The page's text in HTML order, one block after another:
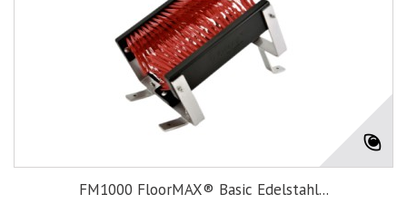
FM1000 FloorMAX® Basic Edelstahl...